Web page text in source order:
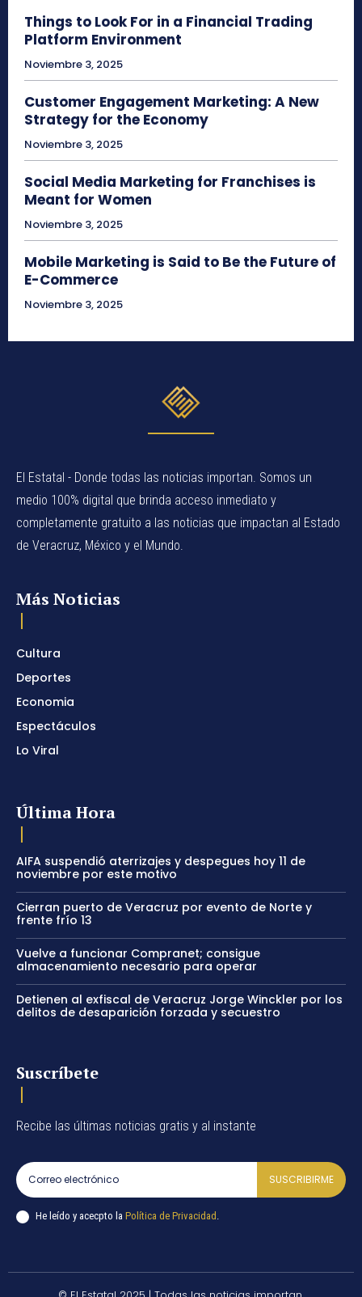
Things to Look For in a Financial Trading
Platform Environment
Noviembre 3, 2025
Customer Engagement Marketing: A New
Strategy for the Economy
Noviembre 3, 2025
Social Media Marketing for Franchises is
Meant for Women
Noviembre 3, 2025
Mobile Marketing is Said to Be the Future of
E-Commerce
Noviembre 3, 2025
El Estatal - Donde todas las noticias importan. Somos un
medio 100% digital que brinda acceso inmediato y
completamente gratuito a las noticias que impactan al Estado
de Veracruz, México y el Mundo.
Más Noticias
Cultura
Deportes
Economia
Espectáculos
Lo Viral
Última Hora
AIFA suspendió aterrizajes y despegues hoy 11 de
noviembre por este motivo
Cierran puerto de Veracruz por evento de Norte y
frente frío 13
Vuelve a funcionar Compranet; consigue
almacenamiento necesario para operar
Detienen al exfiscal de Veracruz Jorge Winckler por los
delitos de desaparición forzada y secuestro
Suscríbete
Recibe las últimas noticias gratis y al instante
SUSCRIBIRME
He leído y acecpto la Política de Privacidad .